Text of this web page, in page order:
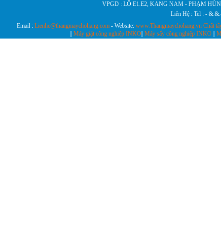
VPGD : LÔ E1.E2, KANG NAM - PHẠM
Liên Hệ : Tel : -
Email : Lienhe@thangmaychohang.com - Website: www.Thangmaychohang.vn Chất
Máy giặt công nghiệp INKO Máy sấy công nghiệp INKO